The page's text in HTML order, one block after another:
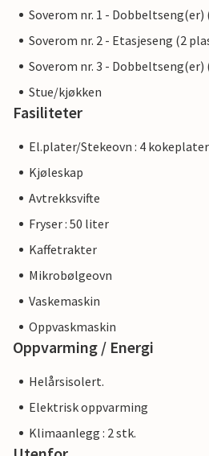
Soverom nr. 1 - Dobbeltseng(er)
Soverom nr. 2 - Etasjeseng (2
Soverom nr. 3 - Dobbeltseng(er)
Stue/kjøkken
Fasiliteter
El.plater/Stekeovn : 4 kokeplater
Kjøleskap
Avtrekksvifte
Fryser : 50 liter
Kaffetrakter
Mikrobølgeovn
Vaskemaskin
Oppvaskmaskin
Oppvarming / Energi
Helårsisolert.
Elektrisk oppvarming
Klimaanlegg : 2 stk.